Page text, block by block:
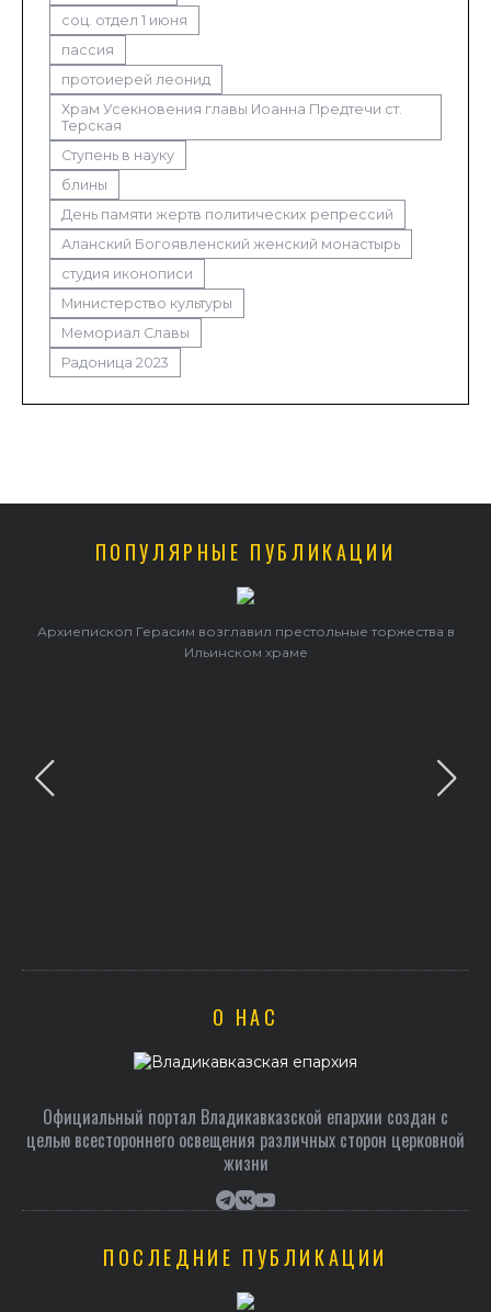
соц. отдел 1 июня
пассия
протоиерей леонид
Храм Усекновения главы Иоанна Предтечи ст.
Терская
Ступень в науку
блины
День памяти жертв политических репрессий
Аланский Богоявленский женский монастырь
студия иконописи
Министерство культуры
Мемориал Славы
Радоница 2023
ПОПУЛЯРНЫЕ ПУБЛИКАЦИИ
Архиепископ Герасим возглавил престольные торжества в
Ильинском храме
О НАС
Официальный портал Владикавказской епархии создан c
целью всестороннего освещения различных сторон церковной
жизни
ПОСЛЕДНИЕ ПУБЛИКАЦИИ